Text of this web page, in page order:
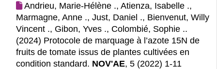
Andrieu, Marie-Hélène ., Atienza, Isabelle .,
Marmagne, Anne ., Just, Daniel ., Bienvenut, Willy
Vincent ., Gibon, Yves ., Colombié, Sophie ..
(2024) Protocole de marquage à l’azote 15N de
fruits de tomate issus de plantes cultivées en
condition standard. NOV'AE, 5 (2022) 1-11